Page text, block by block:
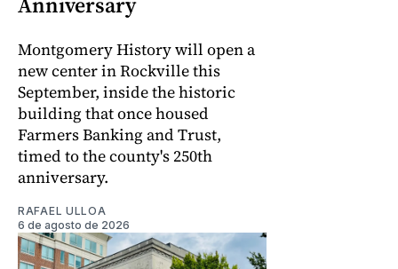
Montgomery History will open a
new center in Rockville this
September, inside the historic
building that once housed
Farmers Banking and Trust,
timed to the county's 250th
anniversary.
RAFAEL ULLOA
6 de agosto de 2026